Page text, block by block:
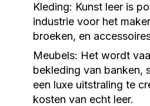
Kleding: Kunst leer is
industrie voor het
broeken, en
Meubels: Het wordt
bekleding van banken,
een luxe uitstraling te
kosten van echt leer.